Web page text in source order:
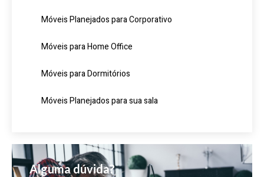
Móveis Planejados para Corporativo
Móveis para Home Office
Móveis para Dormitórios
Móveis Planejados para sua sala
Alguma dúvida?